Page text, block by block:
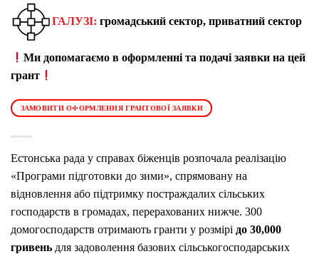
ГАЛУЗІ: громадський сектор, приватний сектор
Ми допомагаємо в оформленні та подачі заявки на цей
грант
ЗАМОВИТИ ОФОРМЛЕННЯ ГРАНТОВОЇ ЗАЯВКИ
Естонська рада у справах біженців розпочала реалізацію
«Програми підготовки до зими», спрямовану на
відновлення або підтримку постраждалих сільських
господарств в громадах, перерахованих нижче. 300
домогосподарств отримають гранти у розмірі до 30,000
гривень для задоволення базових сільськогосподарських